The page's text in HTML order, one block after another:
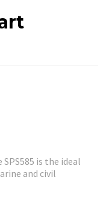
is the ideal
and civil